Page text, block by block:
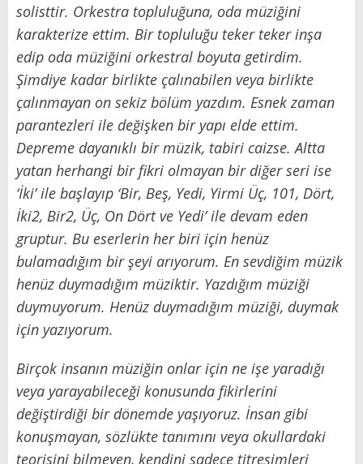
solisttir. Orkestra topluluğuna, oda müziğini
karakterize ettim. Bir topluluğu teker teker inşa
edip oda müziğini orkestral boyuta getirdim.
Şimdiye kadar birlikte çalınabilen veya birlikte
çalınmayan on sekiz bölüm yazdım. Esnek zaman
parantezleri ile değişken bir yapı elde ettim.
Depreme dayanıklı bir müzik, tabiri caizse. Altta
yatan herhangi bir fikri olmayan bir diğer seri ise
‘İki’ile başlayıp ‘Bir, Beş, Yedi, Yirmi Üç, 101, Dört,
İki2, Bir2, Üç, On Dört ve Yedi’ile devam eden
gruptur. Bu eserlerin her biri için henüz
bulamadığım bir şeyi arıyorum. En sevdiğim müzik
henüz duymadığım müziktir. Yazdığım müziği
duymuyorum. Henüz duymadığım müziği, duymak
için yazıyorum.
Birçok insanın müziğin onlar için ne işe yaradığı
veya yarayabileceği konusunda fikirlerini
değiştirdiği bir dönemde yaşıyoruz. İnsan gibi
konuşmayan, sözlükte tanımını veya okullardaki
teorisini bilmeyen, kendini sadece titreşimleri